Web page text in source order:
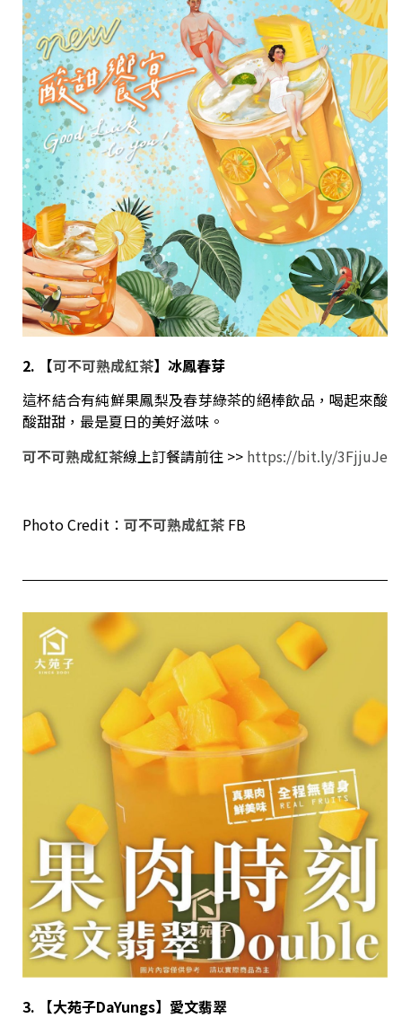
2. 【可不可熟成紅茶】冰鳳春芽
這杯結合有純鮮果鳳梨及春芽綠茶的絕棒飲品，喝起來酸
酸甜甜，最是夏日的美好滋味。
可不可熟成紅茶線上訂餐請前往 >> https://bit.ly/3FjjuJe​
Photo Credit： 可不可熟成紅茶 FB
3. 【大苑子DaYungs】愛文翡翠